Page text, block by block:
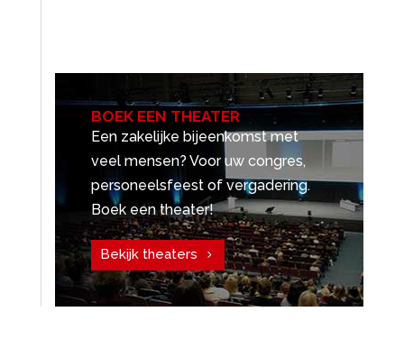
BOEK EEN THEATER
Een zakelijke bijeenkomst met
veel mensen? Voor uw congres,
personeelsfeest of vergadering.
Boek een theater!
Bekijk theaters